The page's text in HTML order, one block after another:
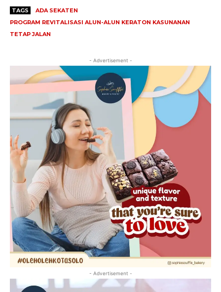
TAGS
ADA SEKATEN
PROGRAM REVITALISASI ALUN-ALUN KERATON KASUNANAN
TETAP JALAN
- Advertisement -
- Advertisement -